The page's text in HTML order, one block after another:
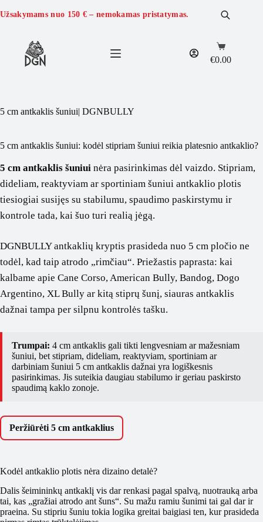
to
Užsakymams nuo 150 € – nemokamas pristatymas.
Shopping
cart
€0.00
5 cm antkaklis šuniui| DGNBULLY
5 cm antkaklis šuniui: kodėl stipriam šuniui reikia platesnio antkaklio?
5 cm antkaklis šuniui nėra pasirinkimas dėl vaizdo. Stipriam,
dideliam, reaktyviam ar sportiniam šuniui antkaklio plotis
tiesiogiai susijęs su stabilumu, spaudimo paskirstymu ir
kontrole tada, kai šuo turi realią jėgą.
DGNBULLY antkaklių kryptis prasideda nuo 5 cm pločio ne
todėl, kad taip atrodo „rimčiau“. Priežastis paprasta: kai
kalbame apie Cane Corso, American Bully, Bandog, Dogo
Argentino, XL Bully ar kitą stiprų šunį, siauras antkaklis
dažnai tampa per silpnu kontrolės tašku.
Trumpai: 4 cm antkaklis gali tikti lengvesniam ar mažesniam
šuniui, bet stipriam, dideliam, reaktyviam, sportiniam ar
darbiniam šuniui 5 cm antkaklis dažnai yra logiškesnis
pasirinkimas. Jis suteikia daugiau stabilumo ir geriau paskirsto
spaudimą kaklo zonoje.
Peržiūrėti 5 cm antkaklius
Kodėl antkaklio plotis nėra dizaino detalė?
Dalis šeimininkų antkaklį vis dar renkasi pagal spalvą, nuotrauką arba
tai, kas „gražiai atrodo ant šuns“. Su mažu ramiu šunimi tai gal dar ir
praeina. Su stipriu šuniu tokia logika greitai baigiasi ten, kur prasideda